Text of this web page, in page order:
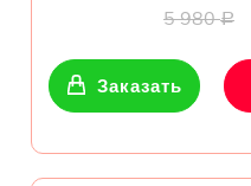
5 980Р
Заказать